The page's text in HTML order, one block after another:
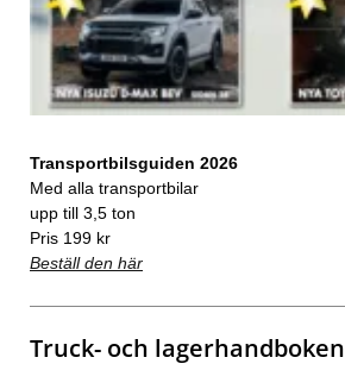
Transportbilsguiden 2026
Med alla transportbilar
upp till 3,5 ton
Pris 199 kr
Beställ den här
Truck- och lagerhandboken